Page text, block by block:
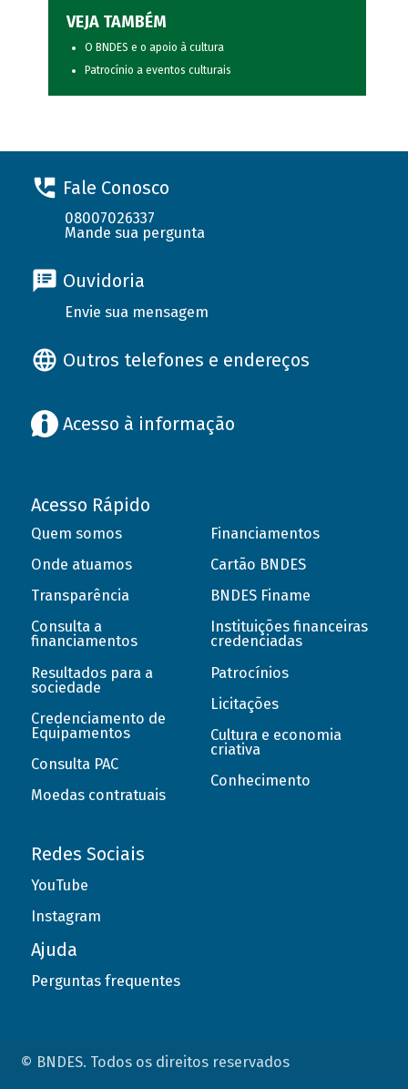
VEJA TAMBÉM
O BNDES e o apoio à cultura
Patrocínio a eventos culturais
Fale Conosco
08007026337
Mande sua pergunta
Ouvidoria
Envie sua mensagem
Outros telefones e endereços
Acesso à informação
Acesso Rápido
Quem somos
Onde atuamos
Transparência
Consulta a
financiamentos
Resultados para a
sociedade
Credenciamento de
Equipamentos
Consulta PAC
Moedas contratuais
Financiamentos
Cartão BNDES
BNDES Finame
Instituições financeiras
credenciadas
Patrocínios
Licitações
Cultura e economia
criativa
Conhecimento
Redes Sociais
YouTube
Instagram
Ajuda
Perguntas frequentes
© BNDES. Todos os direitos reservados